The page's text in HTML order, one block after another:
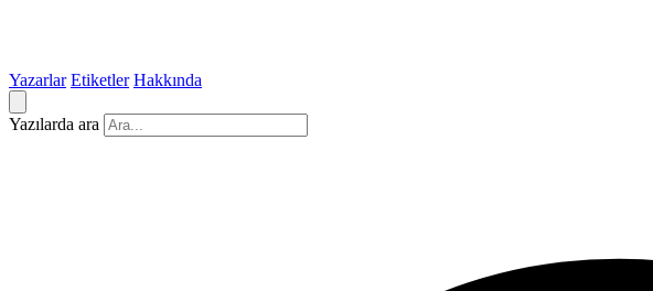
Yazarlar Etiketler Hakkında
Yazılarda ara